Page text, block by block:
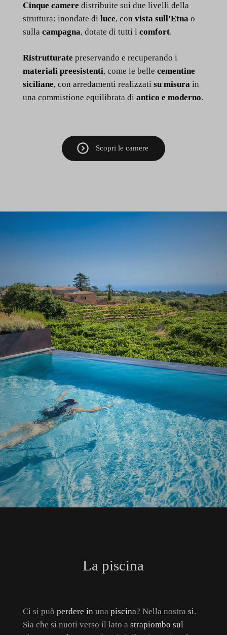
Cinque camere distribuite sui due livelli della
struttura: inondate di luce, con vista sull'Etnao
sulla campagna, dotate di tutti i comfort.
Ristrutturate preservando e recuperando i
materiali preesistenti, come le belle cementine
siciliane, con arredamenti realizzati su misurain
una commistione equilibrata di antico e moderno.
Scopri le camere
La piscina
Ci si può perdere in una piscina? Nella nostra si.
Sia che si nuoti verso il lato a strapiombo sul